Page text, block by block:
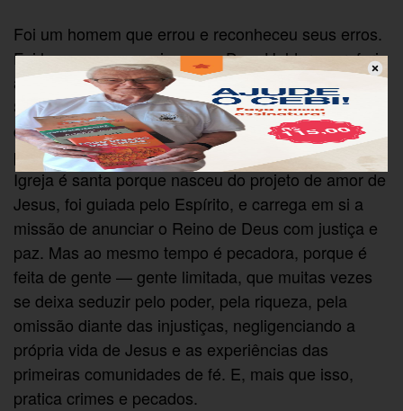
Foi um homem que errou e reconheceu seus erros.
Foi homem que, assim como Dom Helder, se referia
à Igreja Romana como “Igreja santa e pecadora.
Santa porque é de Deus. Pecadora porque é feita
de homens”. Sim, é bom lembrar a essência das
palavras de Dom Hélder, quando afirmava que a
Igreja é santa porque nasceu do projeto de amor de
Jesus, foi guiada pelo Espírito, e carrega em si a
missão de anunciar o Reino de Deus com justiça e
paz. Mas ao mesmo tempo é pecadora, porque é
feita de gente — gente limitada, que muitas vezes
se deixa seduzir pelo poder, pela riqueza, pela
omissão diante das injustiças, negligenciando a
própria vida de Jesus e as experiências das
primeiras comunidades de fé. E, mais que isso,
pratica crimes e pecados.